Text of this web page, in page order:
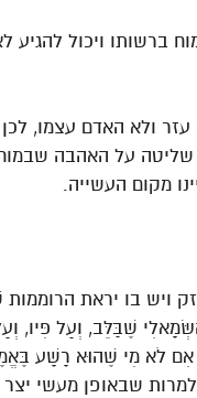
ברשותו ויכול להגיע
עזר ולא האדם עצמו,
שליטה על האהבה
מקום העשייה.
ויש בו יראת
שֶׁבַּלֵּב, וְעַל פִּיו,
לֹא מִי שֶׁהוּא רָשָׁע
למרות שבאופן מעשי